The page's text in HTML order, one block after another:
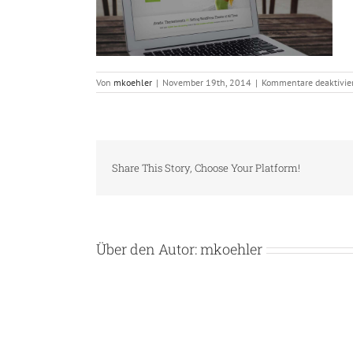
Von mkoehler | November 19th, 2014 | Kommentare
Share This Story, Choose Your Platform!
Über den Autor:mkoehler